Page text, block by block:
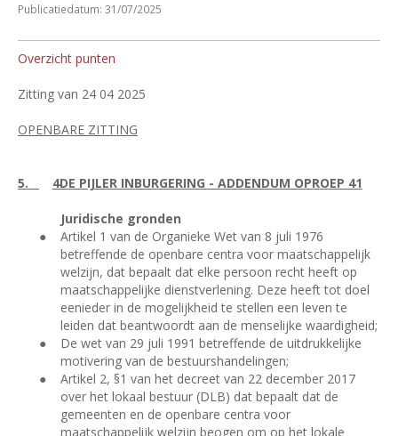
Publicatiedatum: 31/07/2025
Overzicht punten
Zitting van 24 04 2025
OPENBARE ZITTING
5. 4DE PIJLER INBURGERING - ADDENDUM OPROEP 41
Juridische gronden
●
Artikel 1 van de Organieke Wet van 8 juli 1976
betreffende de openbare centra voor maatschappelijk
welzijn, dat bepaalt dat elke persoon recht heeft op
maatschappelijke dienstverlening. Deze heeft tot doel
eenieder in de mogelijkheid te stellen een leven te
leiden dat beantwoordt aan de menselijke waardigheid;
●
De wet van 29 juli 1991 betreffende de uitdrukkelijke
motivering van de bestuurshandelingen;
●
Artikel 2, §1 van het decreet van 22 december 2017
over het lokaal bestuur (DLB) dat bepaalt dat de
gemeenten en de openbare centra voor
maatschappelijk welzijn beogen om op het lokale